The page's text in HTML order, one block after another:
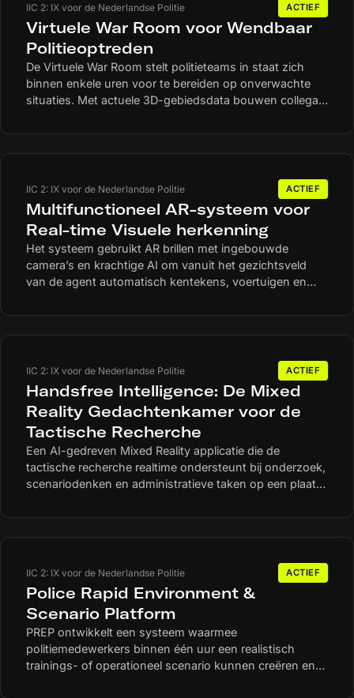
IIC 2: IX voor de Nederlandse Politie ACTIEF
Virtuele War Room voor Wendbaar
Politieoptreden
De Virtuele War Room stelt politieteams in staat zich
binnen enkele uren voor te bereiden op onverwachte
situaties. Met actuele 3D-gebiedsdata bouwen collega’s
verkennen zij scenario’s en oefenen zij direct in VR of
nodig is om operationele collega’s zelfstandig
scenario’s te laten creëren en gebruiken. Daarbij wordt
rekening gehouden met de relevante randvoorwaarden
voor verantwoord en veilig gebruik binnen de
politiecontext.
IIC 2: IX voor de Nederlandse Politie ACTIEF
Multifunctioneel AR-systeem voor
Real-time Visuele herkenning
Het systeem gebruikt AR brillen met ingebouwde
camera’s en krachtige AI om vanuit het gezichtsveld
van de agent automatisch kentekens, voertuigen en
systeem bijzonder geschikt voor inzet binnen de
taken op straat, waar real-time herkenning cruciale
operationele waarde toevoegt. Informatie wordt direct
visueel geprojecteerd in de bril, zodat agenten
handsfree kunnen werken. De bediening gebeurt via
subtiele hand- en oogbewegingen of app-integraties.
Dit maakt snelle herkenning en besluitvorming mogelijk
tijdens surveillance, incidenten en verkeerscontroles.
Hierbij blijft continue situationele awareness behouden.
IIC 2: IX voor de Nederlandse Politie ACTIEF
Handsfree Intelligence: De Mixed
Reality Gedachtenkamer voor de
Tactische Recherche
Een AI-gedreven Mixed Reality applicatie die de
tactische recherche realtime ondersteunt bij onderzoek,
scenariodenken en administratieve taken op een plaats
intelligentie. Zo bieden zij onderzoekers een
administratieve lasten en verbetert de kwaliteit en
snelheid van opsporingsprocessen. Dit draagt bij aan
een efficiëntere rechtshandhaving.
IIC 2: IX voor de Nederlandse Politie ACTIEF
Police Rapid Environment &
Scenario Platform
PREP ontwikkelt een systeem waarmee
politiemedewerkers binnen één uur een realistisch
trainings- of operationeel scenario kunnen creëren en